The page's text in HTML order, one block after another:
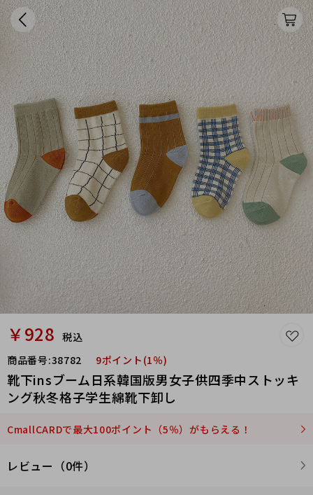
￥928 税込
商品番号:38782 9ポイント(1％)
靴下insブーム日系韓国版男女子供四季中ストッキ
ング秋冬格子学生綿靴下卸し
CmallCARDで最大100ポイント（5％）がもらえる！
レビュー（0件）